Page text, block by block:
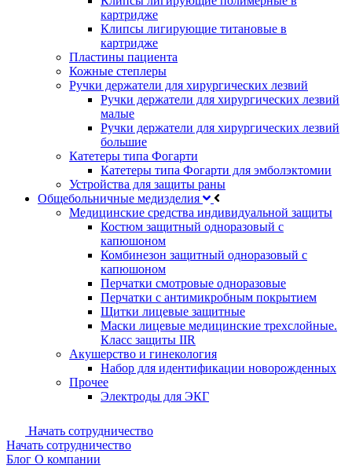
картридже
Клипсы лигирующие титановые в
картридже
Пластины пациента
Кожные степлеры
Ручки держатели для хирургических лезвий
Ручки держатели для хирургических лезвий
малые
Ручки держатели для хирургических лезвий
большие
Катетеры типа Фогарти
Катетеры типа Фогарти для эмболэктомии
Устройства для защиты раны
Общебольничные медизделия
Медицинские средства индивидуальной защиты
Костюм защитный одноразовый с
капюшоном
Комбинезон защитный одноразовый с
капюшоном
Перчатки смотровые одноразовые
Перчатки с антимикробным покрытием
Щитки лицевые защитные
Маски лицевые медицинские трехслойные.
Класс защиты IIR
Акушерство и гинекология
Набор для идентификации новорожденных
Прочее
Электроды для ЭКГ
Начать сотрудничество
Начать сотрудничество
Блог О компании